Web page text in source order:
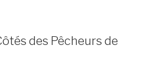
des Pêcheurs de